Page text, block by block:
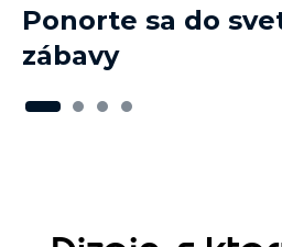
Ponorte sa do
zábavy